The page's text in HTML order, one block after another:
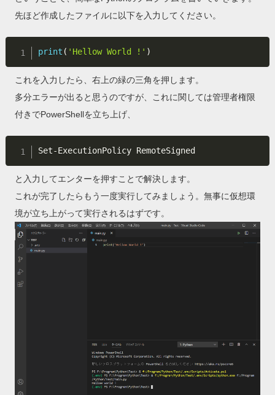
先ほど作成したファイルに以下を入力してください。
print ( 'Hellow World !' )
これを入力したら、右上の緑の三角を押します。
多分エラーが出ると思うのですが、これに関しては管理者権限
付きでPowerShellを立ち上げ、
と入力してエンターを押すことで解決します。
これが完了したらもう一度実行してみましょう。無事に仮想環
境が立ち上がって実行されるはずです。